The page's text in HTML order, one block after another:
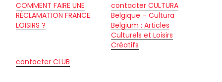
COMMENT FAIRE UNE
RÉCLAMATION FRANCE
LOISIRS ?
contacter CULTURA
Belgique – Cultura
Belgium : Articles
Culturels et Loisirs
Créatifs
contacter CLUB